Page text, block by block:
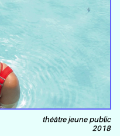
théâtre jeune public
2018